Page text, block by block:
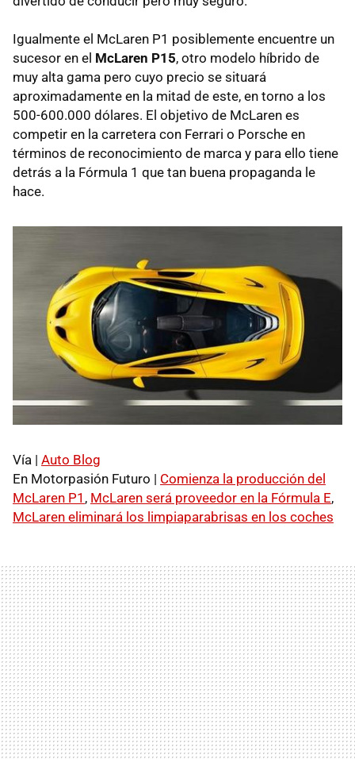
Igualmente el McLaren P1 posiblemente encuentre un
sucesor en el McLaren P15, otro modelo híbrido de
muy alta gama pero cuyo precio se situará
aproximadamente en la mitad de este, en torno a los
500-600.000 dólares. El objetivo de McLaren es
competir en la carretera con Ferrari o Porsche en
términos de reconocimiento de marca y para ello tiene
detrás a la Fórmula 1 que tan buena propaganda le
hace.
Vía | Auto Blog
En Motorpasión Futuro | Comienza la producción del
McLaren P1 , McLaren será proveedor en la Fórmula E,
McLaren eliminará los limpiaparabrisas en los coches